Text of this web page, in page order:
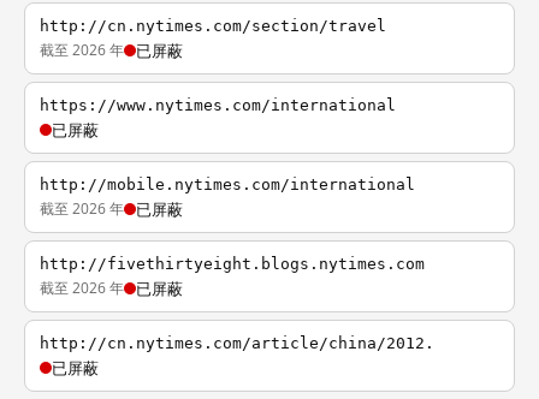
http://cn.nytimes.com/section/travel
截至 2026 年 已屏蔽
https://www.nytimes.com/international
已屏蔽
http://mobile.nytimes.com/international
截至 2026 年 已屏蔽
http://fivethirtyeight.blogs.nytimes.com
截至 2026 年 已屏蔽
http://cn.nytimes.com/article/china/2012.
已屏蔽